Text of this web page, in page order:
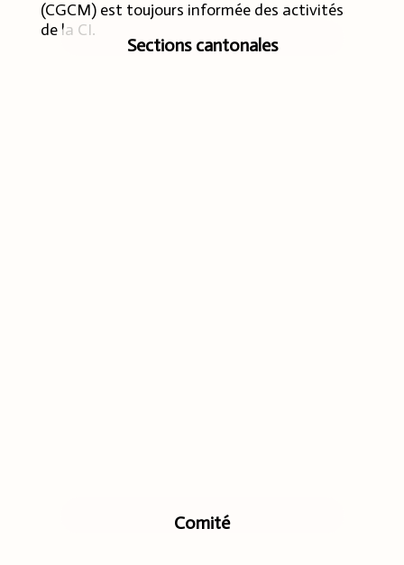
(CGCM) est toujours informée des activités
de la CI.
Sections cantonales
Comité